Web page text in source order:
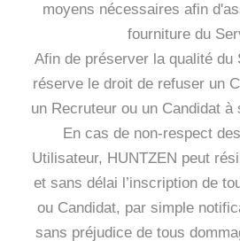
moyens nécessaires afin
fourniture du
Afin de préserver la qualité du
réserve le droit de refuser un
un Recruteur ou un Candidat à
En cas de non-respect
Utilisateur, HUNTZEN peut
et sans délai l’inscription de
ou Candidat, par simple
sans préjudice de tous